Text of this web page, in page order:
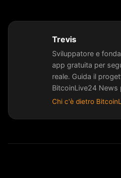
Trevis
Sviluppatore e
app gratuita per
reale. Guida il
BitcoinLive24 News
Chi c'è dietro